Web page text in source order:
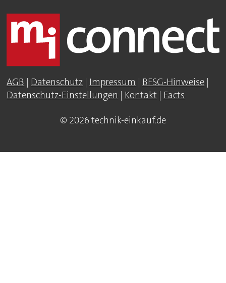
AGB | Datenschutz | Impressum | BFSG-Hinweise |
Datenschutz-Einstellungen | Kontakt | Facts
© 2026 technik-einkauf.de